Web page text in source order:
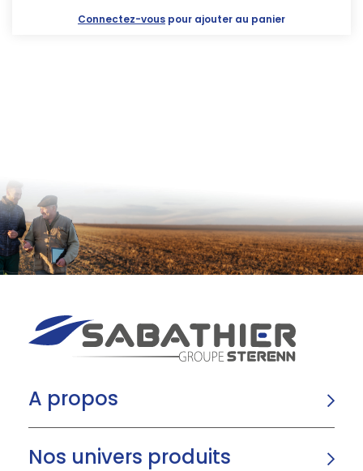
Connectez-vous pour ajouter au panier
A propos
Nos univers produits